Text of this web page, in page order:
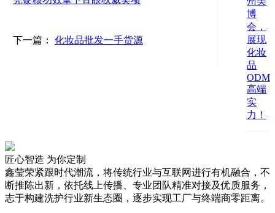
博
会，
展现
化妆
品
高端
实
力！
下一篇： 化妆品批发一手货源
匠心智造 为你定制
鑫莹荣紧跟时代潮流，将传统行业与互联网进行有机融合，不
断推陈出新，依托线上传播、专业团队精准对接及优质服务，
志于构建洗护行业新生态圈，逐步实现工厂与终端商零距离。